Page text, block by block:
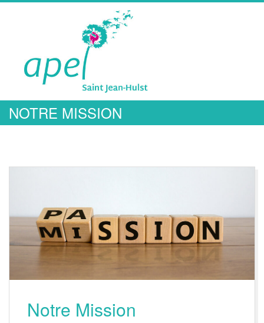
A
P
E
L
S
J
H
NOTRE MISSION
Notre Mission